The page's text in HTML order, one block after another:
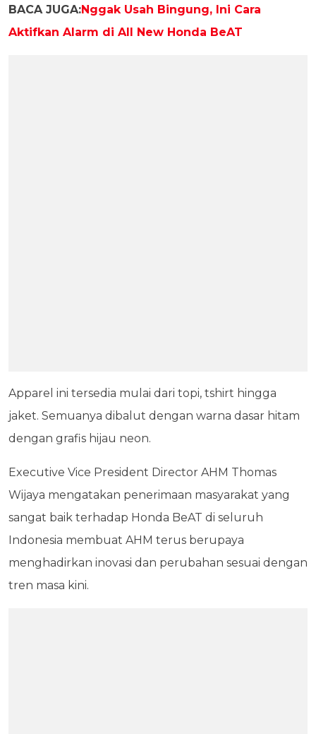
BACA JUGA:Nggak Usah Bingung, Ini Cara
Aktifkan Alarm di All New Honda BeAT
Apparel ini tersedia mulai dari topi, tshirt hingga
jaket. Semuanya dibalut dengan warna dasar hitam
dengan grafis hijau neon.
Executive Vice President Director AHM Thomas
Wijaya mengatakan penerimaan masyarakat yang
sangat baik terhadap Honda BeAT di seluruh
Indonesia membuat AHM terus berupaya
menghadirkan inovasi dan perubahan sesuai dengan
tren masa kini.